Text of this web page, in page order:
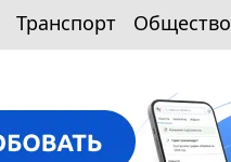
Транспорт Общество